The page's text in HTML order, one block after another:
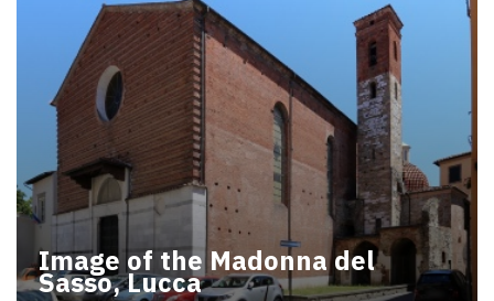
Image of the Madonna del
Sasso, Lucca